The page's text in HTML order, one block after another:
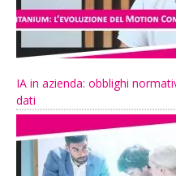
IA in azienda: obblighi
dati